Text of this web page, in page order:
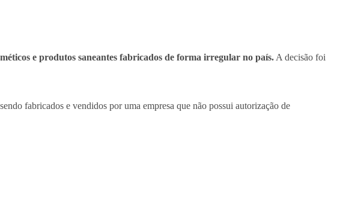
e produtos saneantes fabricados de forma irregular no país. A decisão foi
fabricados e vendidos por uma empresa que não possui autorização de